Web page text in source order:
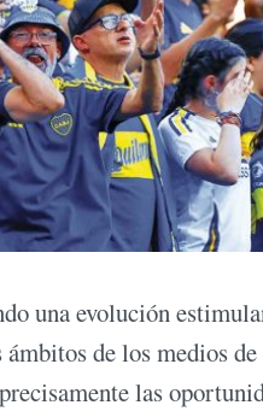
una evolución
de los medios
las